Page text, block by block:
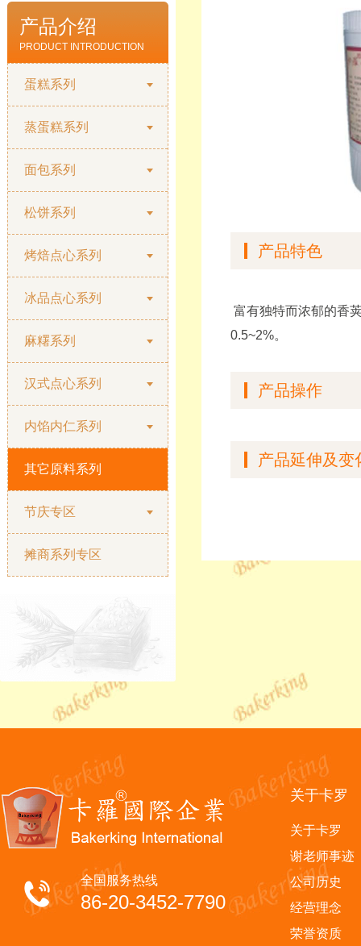
产品介绍
PRODUCT INTRODUCTION
蛋糕系列
蒸蛋糕系列
面包系列
松饼系列
烤焙点心系列
冰品点心系列
麻糬系列
汉式点心系列
内馅内仁系列
其它原料系列
节庆专区
摊商系列专区
产品特色
富有独特而浓郁的香
0.5~2%。
产品操作
产品延伸及变
全国服务热线
86-20-3452-7790
关于卡罗
关于卡罗
谢老师事迹
公司历史
经营理念
荣誉资质